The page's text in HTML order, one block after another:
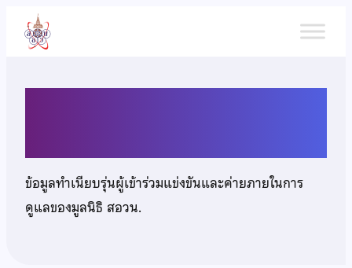
เนื้อหา
ข้อมูลทำเนียบรุ่นผู้เข้าร่วมแข่งขันและค่ายภายในการ
ดูแลของมูลนิธิ สอวน.